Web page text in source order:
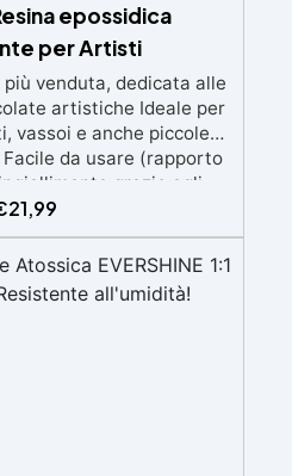
epossidica
per Artisti
venduta, dedicata alle
artistiche Ideale per
vassoi e anche piccole
da usare (rapporto
grazie agli
densa : non cola via,
precisi e puliti. Indurisce
una superficie lucida e
21,99